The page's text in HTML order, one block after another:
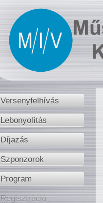
Versenyfelhívás
Lebonyolítás
Díjazás
Szponzorok
Program
Regisztráció